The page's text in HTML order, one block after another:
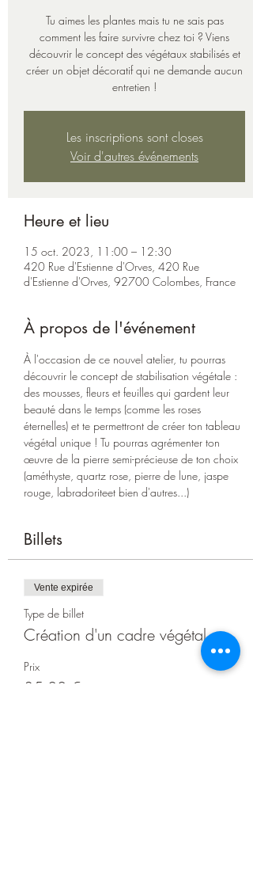
Tu aimes les plantes mais tu ne sais pas
comment les faire survivre chez toi ? Viens
découvrir le concept des végétaux stabilisés et
créer un objet décoratif qui ne demande aucun
entretien !
Les inscriptions sont closes
Voir d'autres événements
Heure et lieu
15 oct. 2023, 11:00 – 12:30
420 Rue d'Estienne d'Orves, 420 Rue
d'Estienne d'Orves, 92700 Colombes, France
À propos de l'événement
À l'occasion de ce nouvel atelier, tu pourras
découvrir le concept de stabilisation végétale :
des mousses, fleurs et feuilles qui gardent leur
beauté dans le temps (comme les roses
éternelles) et te permettront de créer ton tableau
végétal unique ! Tu pourras agrémenter ton
œuvre de la pierre semi-précieuse de ton choix
(améthyste, quartz rose, pierre de lune, jaspe
rouge, labradoriteet bien d'autres...)
Billets
Vente expirée
Type de billet
Création d'un cadre végétal
Prix
35,00 €